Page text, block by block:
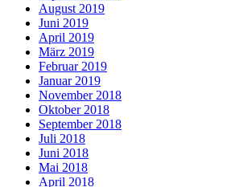
August 2019
Juni 2019
April 2019
März 2019
Februar 2019
Januar 2019
November 2018
Oktober 2018
September 2018
Juli 2018
Juni 2018
Mai 2018
April 2018